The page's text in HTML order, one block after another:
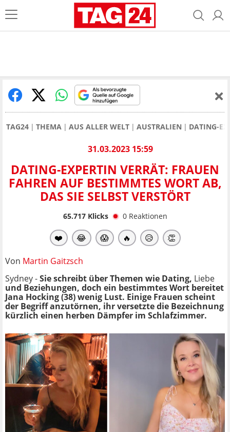
TAG24 THEMA AUS ALLER WELT AUSTRALIEN DATING-
31.03.2023 15:59
DATING-EXPERTIN VERRÄT: FRAUEN
FAHREN AUF BESTIMMTES WORT AB,
DAS SIE SELBST VERSTÖRT
65.717Klicks 0 Reaktionen
❤️ 😂 😱 🔥 😥 👏
Von Martin Gaitzsch
Sydney -Sie schreibt über Themen wie Dating, Liebe
und Beziehungen, doch ein bestimmtes Wort bereitet
Jana Hocking (38) wenig Lust. Einige Frauen scheint
der Begriff anzutörnen, ihr versetzte die Bezeichnung
kürzlich einen herben Dämpfer im Schlafzimmer.